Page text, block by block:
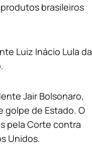
brasileiros
Luiz Inácio Lula da
Jair Bolsonaro,
golpe de Estado. O
pela Corte contra
Unidos.